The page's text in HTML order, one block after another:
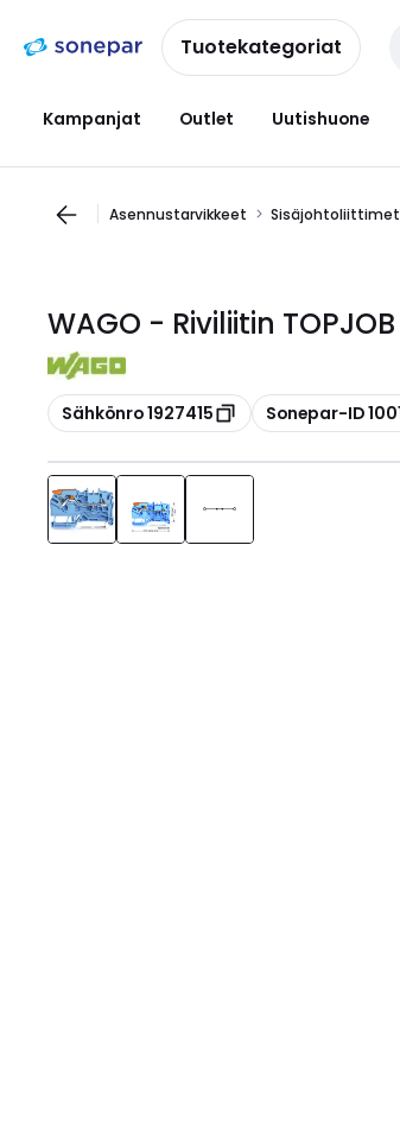
navigointiinsisältöönTuotekategoriat
Kampanjat Outlet Uutishuone
Asennustarvikkeet Sisäjohtoliittimet
WAGO - Riviliitin
Kopioi
Sähkönro 1927415 Kopioi
Sonepar-ID